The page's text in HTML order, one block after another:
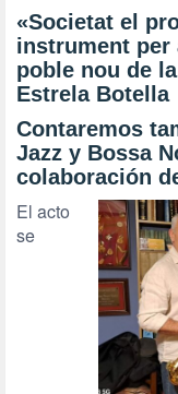
«Societat el
instrument per
poble nou de
Estrela Botella
Contaremos
Jazz y Bossa
colaboración
El acto
se